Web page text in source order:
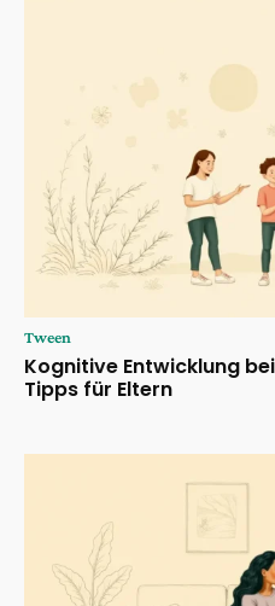
Tween
Kognitive Entwicklung
Tipps für Eltern